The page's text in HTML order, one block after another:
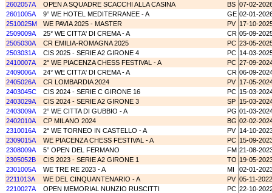
2602057A
OPEN A SQUADRE SCACCHI ALLA CASINA BS 07-02-
2601005A
9° WE HOTEL MEDITERRANEE - A GE 02-01-
2510025M
WE PAVIA 2025 - MASTER PV 17-10-
2509009A
25° WE CITTA' DI CREMA - A CR 05-09-
2505030A
CR EMILIA-ROMAGNA 2025 PC 23-05-
2503031A
CIS 2025 - SERIE A2 GIRONE 4 PC 14-03-
2410007A
2° WE PIACENZA CHESS FESTIVAL - A PC 27-09-
2409006A
24° WE CITTA' DI CREMA - A CR 06-09-
2405026A
CR LOMBARDIA 2024 PV 17-05-
2403045C
CIS 2024 - SERIE C GIRONE 16 PC 15-03-
2403029A
CIS 2024 - SERIE A2 GIRONE 3 SP 15-03-
2403009A
2° WE CITTA DI GUBBIO - A PG 01-03-
2402010A
CP MILANO 2024 BG 02-02-
2310016A
2° WE TORNEO IN CASTELLO - A PV 14-10-
2309015A
WE PIACENZA CHESS FESTIVAL - A PC 15-09-
2308009A
5° OPEN DEL FERMANO FM 21-08-
2305052B
CIS 2023 - SERIE A2 GIRONE 1 TO 19-05-
2301005A
WE TRE RE 2023 - A MI
02-01-
2211013A
WE DEL CINQUANTENARIO - A PV 05-11-2022
2210027A
OPEN MEMORIAL NUNZIO RUSCITTI PC 22-10-